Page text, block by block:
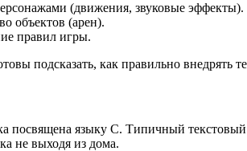
(движения, звуковые эффекты).
объектов (арен).
правил игры.
подсказать, как правильно
посвящена языку C. Типичный
не выходя из дома.